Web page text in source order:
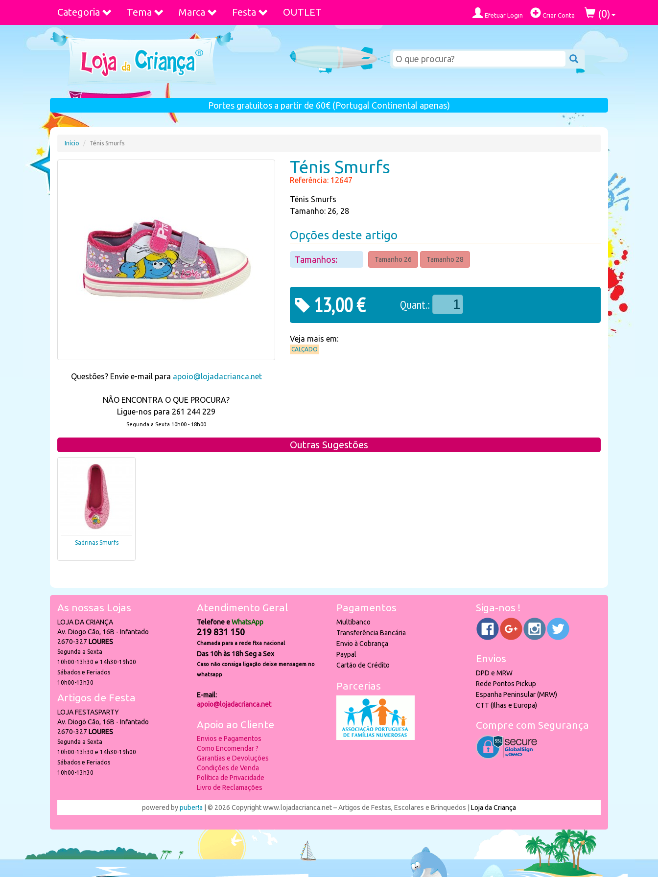
Categoria Tema Marca Festa OUTLET Efetuar Login Criar Conta (0)
Portes gratuitos a partir de 60€ (Portugal Continental apenas)
Início Ténis Smurfs
Questões? Envie e-mail para apoio@lojadacrianca.net
NÃO ENCONTRA O QUE PROCURA?
Ligue-nos para 261 244 229
Segunda a Sexta 10h00 - 18h00
Ténis Smurfs
Referência: 12647
Ténis Smurfs
Tamanho: 26, 28
Opções deste artigo
Tamanhos: Tamanho 26 Tamanho 28
13,00 € Quant.:
Veja mais em:
CALÇADO
Outras Sugestões
Sadrinas Smurfs
As nossas Lojas
LOJA DA CRIANÇA
Av. Diogo Cão, 16B - Infantado
2670-327 LOURES
Segunda a Sexta
10h00-13h30 e 14h30-19h00
Sábados e Feriados
10h00-13h30
Artigos de Festa
LOJA FESTASPARTY
Av. Diogo Cão, 16B - Infantado
2670-327 LOURES
Segunda a Sexta
10h00-13h30 e 14h30-19h00
Sábados e Feriados
10h00-13h30
Atendimento Geral
Telefone eWhatsApp
219 831 150
Chamada para a rede fixa nacional
Das 10h às 18h Seg a Sex
Caso não consiga ligação deixe mensagem no
whatsapp
E-mail:
apoio@lojadacrianca.net
Apoio ao Cliente
Envios e Pagamentos
Como Encomendar ?
Garantias e Devoluções
Condições de Venda
Política de Privacidade
Livro de Reclamações
Pagamentos
Multibanco
Transferência Bancária
Envio à Cobrança
Paypal
Cartão de Crédito
Parcerias
Siga-nos !
Envios
DPD e MRW
Rede Pontos Pickup
Espanha Peninsular (MRW)
CTT (Ilhas e Europa)
Compre com Segurança
powered bypuber!a | © 2026 Copyright www.lojadacrianca.net – Artigos de Festas, Escolares e Brinquedos | Loja da Criança